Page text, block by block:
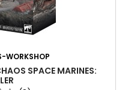
WORKSHOP
SPACE MARINES: